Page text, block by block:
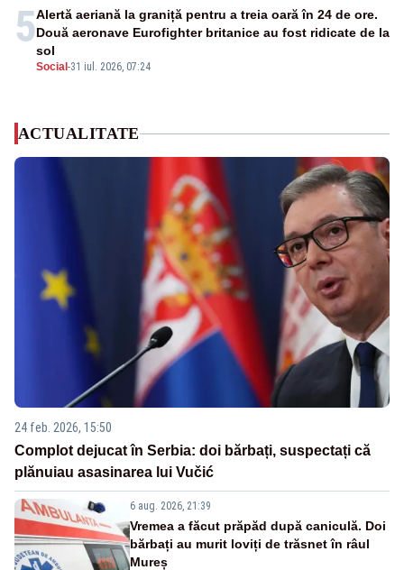
5
Social -31 iul. 2026, 07:24
Alertă aeriană la graniță pentru a treia oară în 24 de ore.
Două aeronave Eurofighter britanice au fost ridicate de la
sol
ACTUALITATE
24 feb. 2026, 15:50
Complot dejucat în Serbia: doi bărbați, suspectați că
plănuiau asasinarea lui Vučić
6 aug. 2026, 21:39
Vremea a făcut prăpăd după caniculă. Doi
bărbați au murit loviți de trăsnet în râul
Mureș